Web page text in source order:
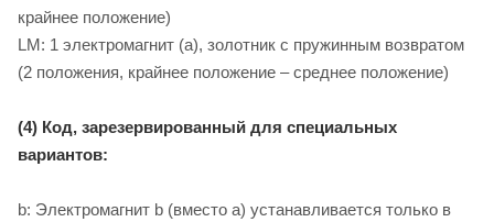
крайнее положение)
LM: 1 электромагнит (a), золотник с пружинным возвратом
(2 положения, крайнее положение – среднее положение)
(4) Код, зарезервированный для специальных
вариантов:
b: Электромагнит b (вместо a) устанавливается только в